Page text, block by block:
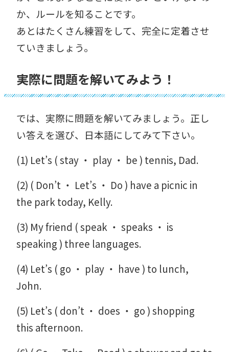
か、ルールを知ることです。
あとはたくさん練習をして、完全に定着させ
ていきましょう。
実際に問題を解いてみよう！
では、実際に問題を解いてみましょう。正し
い答えを選び、日本語にしてみて下さい。
(1) Let’s ( stay ・ play ・ be ) tennis, Dad.
(2) ( Don’t ・ Let’s ・ Do ) have a picnic in
the park today, Kelly.
(3) My friend ( speak ・ speaks ・ is
speaking ) three languages.
(4) Let’s ( go ・ play ・ have ) to lunch,
John.
(5) Let’s ( don’t ・ does ・ go ) shopping
this afternoon.